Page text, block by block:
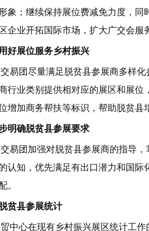
象；继续保持展位费减免力度，
企业开拓国际市场，扩大广交会服
好展位服务乡村振兴
易团尽量满足脱贫县参展商多样
行业类别提供相对应的展区和展
增加商务帮扶等标识，帮助脱贫县
明确脱贫县参展要求
易团加强对脱贫县参展商的指导
认知，优先满足有出口潜力和国
。
贫县参展统计
中心在现有乡村振兴展区统计工